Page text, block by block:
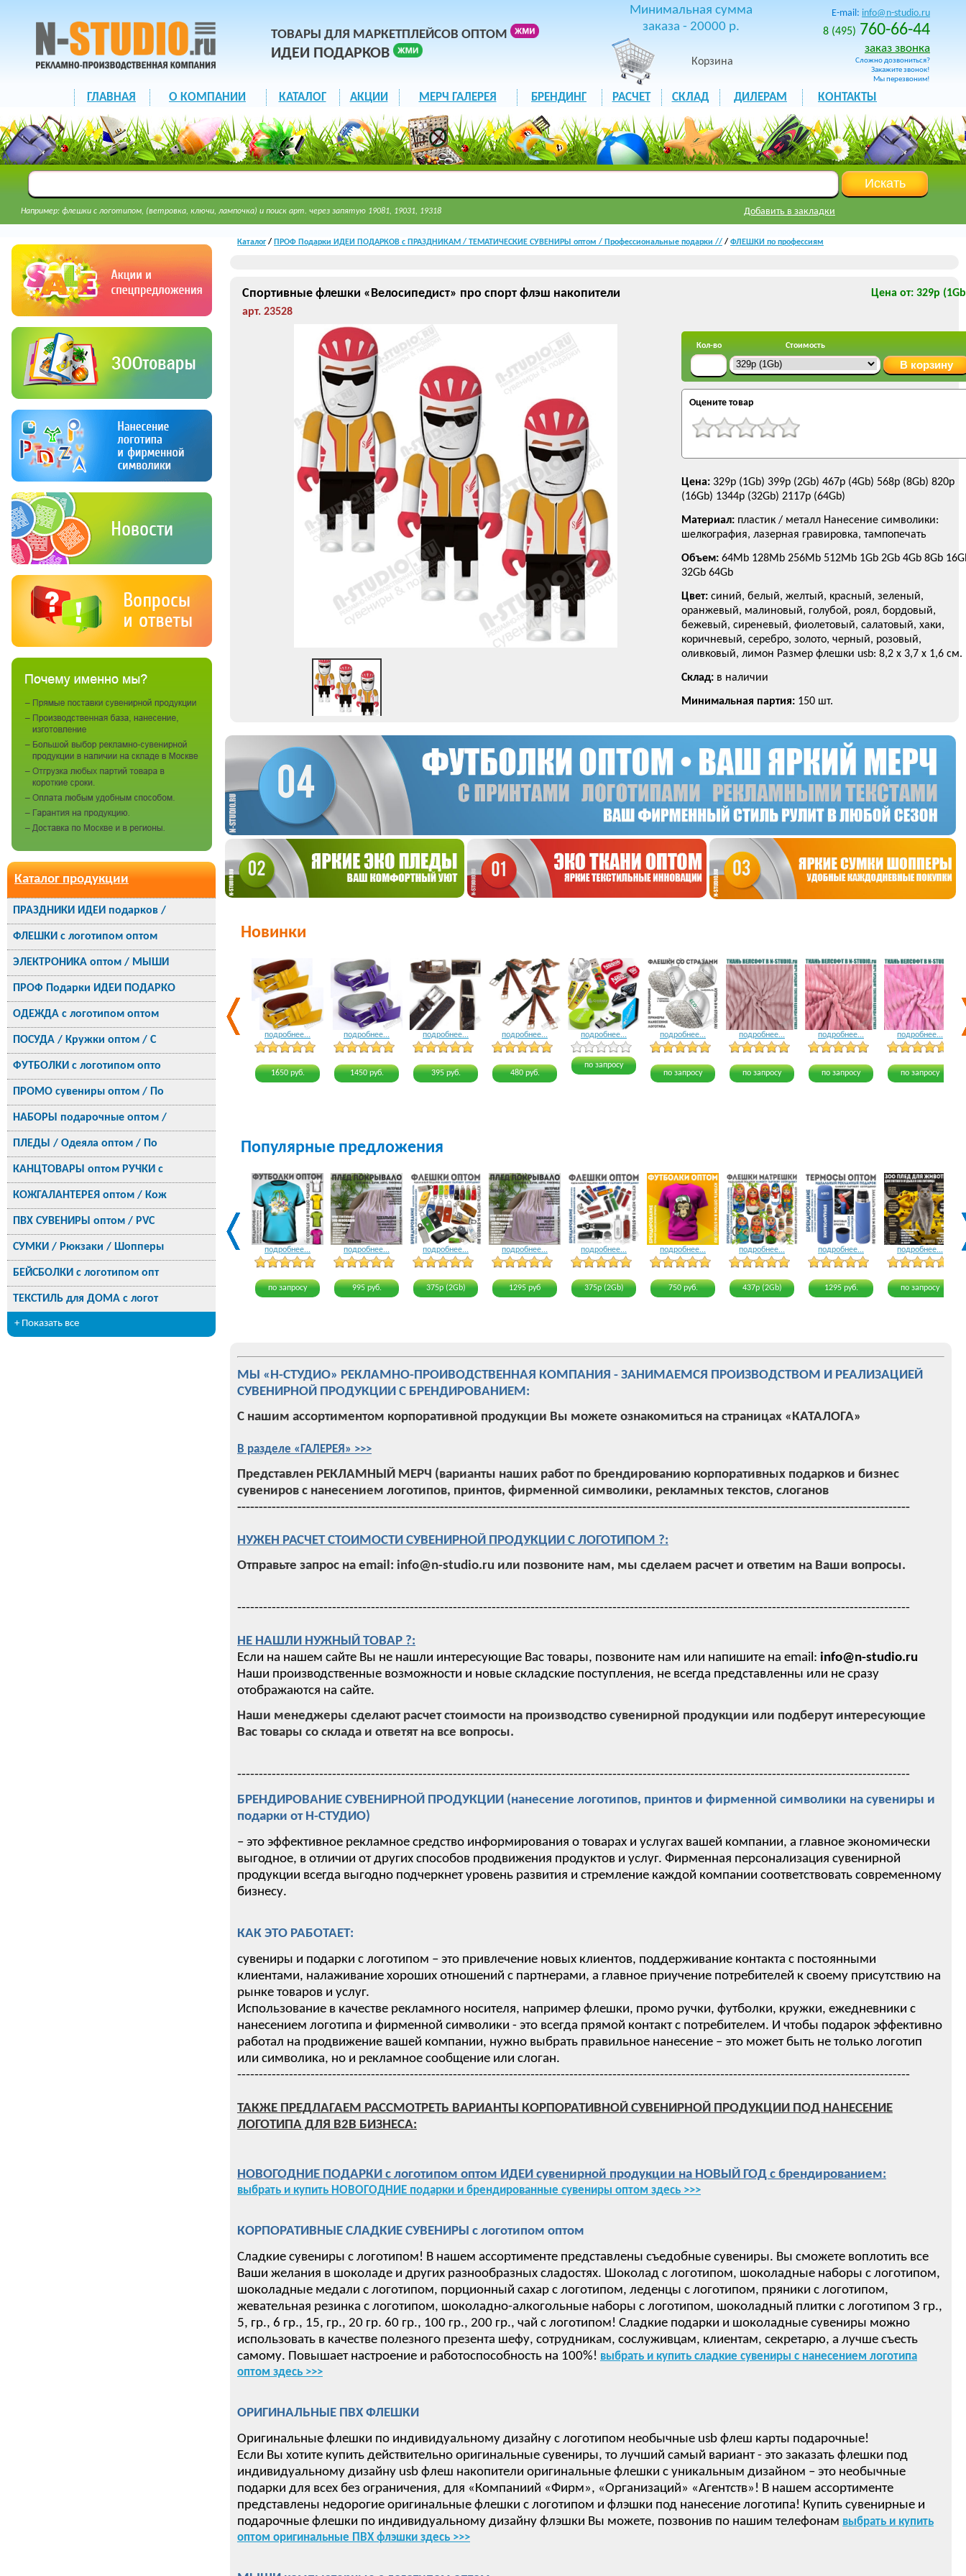
ТОВАРЫ ДЛЯ МАРКЕТПЛЕЙСОВ ОПТОМ
ИДЕИ ПОДАРКОВ
Минимальная сумма
заказа - 20000 р.
Корзина
E-mail: info@n-studio.ru
8 (495) 760-66-44
заказ звонка
Сложно дозвониться?
Закажите звонок!
Мы перезвоним!
ГЛАВНАЯ О КОМПАНИИ КАТАЛОГ АКЦИИ МЕРЧ ГАЛЕРЕЯ БРЕНДИНГ РАСЧЕТ СКЛАД ДИЛЕРАМ КОНТАКТЫ
Например: флешки с логотипом, (ветровка, ключи, лампочка) и поиск арт. через запятую 19081, 19031, 19318 Добавить в закладки
Каталог продукции
ПРАЗДНИКИ ИДЕИ подарков /
ФЛЕШКИ с логотипом оптом
ЭЛЕКТРОНИКА оптом / МЫШИ
ПРОФ Подарки ИДЕИ ПОДАРКО
ОДЕЖДА с логотипом оптом
ПОСУДА / Кружки оптом / С
ФУТБОЛКИ с логотипом опто
ПРОМО сувениры оптом / По
НАБОРЫ подарочные оптом /
ПЛЕДЫ / Одеяла оптом / По
КАНЦТОВАРЫ оптом РУЧКИ с
КОЖГАЛАНТЕРЕЯ оптом / Кож
ПВХ СУВЕНИРЫ оптом / PVC
СУМКИ / Рюкзаки / Шопперы
БЕЙСБОЛКИ с логотипом опт
ТЕКСТИЛЬ для ДОМА с логот
+ Показать все
Каталог/ ПРОФ Подарки ИДЕИ ПОДАРКОВ с ПРАЗДНИКАМ / ТЕМАТИЧЕСКИЕ СУВЕНИРЫ оптом / Профессиональные подарки // / ФЛЕШКИ по профессиям
Спортивные флешки «Велосипедист» про спорт флэш накопители
Цена от: 329р
арт. 23528
Кол-во Стоимость
Оцените товар
Цена: 329р (1Gb) 399р (2Gb) 467р (4Gb) 568р (8Gb) 820р
(16Gb) 1344р (32Gb) 2117р (64Gb)
Материал: пластик / металл Нанесение символики:
шелкография, лазерная гравировка, тампопечать
Объем: 64Mb 128Mb 256Mb 512Mb 1Gb 2Gb 4Gb 8Gb
32Gb 64Gb
Цвет: синий, белый, желтый, красный, зеленый,
оранжевый, малиновый, голубой, роял, бордовый,
бежевый, сиреневый, фиолетовый, салатовый, хаки,
коричневый, серебро, золото, черный, розовый,
оливковый, лимон Размер флешки usb: 8,2 х 3,7 x 1,6 см.
Склад: в наличии
Минимальная партия: 150 шт.
Новинки
подробнее...
4 голоса
1650 руб.
подробнее...
3 голоса
1450 руб.
подробнее...
3 голоса
395 руб.
подробнее...
4 голоса
480 руб.
подробнее...
по запросу
подробнее...
5 голосов
по запросу
подробнее...
12 голосов
по запросу
подробнее...
8 голосов
по запросу
подробнее...
по запросу
Популярные предложения
подробнее...
15 голосов
по запросу
подробнее...
22 голоса
995 руб.
подробнее...
24 голоса
375р (2Gb)
подробнее...
23 голоса
1295 руб
подробнее...
15 голосов
375р (2Gb)
подробнее...
15 голосов
750 руб.
подробнее...
18 голосов
437р (2Gb)
подробнее...
22 голоса
1295 руб.
подробнее...
по запросу
МЫ «Н-СТУДИО» РЕКЛАМНО-ПРОИВОДСТВЕННАЯ КОМПАНИЯ - ЗАНИМАЕМСЯ ПРОИЗВОДСТВОМ И РЕАЛИЗАЦИЕЙ
СУВЕНИРНОЙ ПРОДУКЦИИ С БРЕНДИРОВАНИЕМ:
С нашим ассортиментом корпоративной продукции Вы можете ознакомиться на страницах «КАТАЛОГА»
В разделе «ГАЛЕРЕЯ» >>>
Представлен РЕКЛАМНЫЙ МЕРЧ (варианты наших работ по брендированию корпоративных подарков и бизнес
сувениров с нанесением логотипов, принтов, фирменной символики, рекламных текстов, слоганов
------------------------------------------------------------------------------------------------------------------------------------------------------------
НУЖЕН РАСЧЕТ СТОИМОСТИ СУВЕНИРНОЙ ПРОДУКЦИИ С ЛОГОТИПОМ ?:
Отправьте запрос на email: info@n-studio.ru или позвоните нам, мы сделаем расчет и ответим на Ваши вопросы.
------------------------------------------------------------------------------------------------------------------------------------------------------------
НЕ НАШЛИ НУЖНЫЙ ТОВАР ?:
Если на нашем сайте Вы не нашли интересующие Вас товары, позвоните нам или напишите на email: info@n-studio.ru
Наши производственные возможности и новые складские поступления, не всегда представленны или не сразу
отображаются на сайте.
Наши менеджеры сделают расчет стоимости на производство сувенирной продукции или подберут интересующие
Вас товары со склада и ответят на все вопросы.
------------------------------------------------------------------------------------------------------------------------------------------------------------
БРЕНДИРОВАНИЕ СУВЕНИРНОЙ ПРОДУКЦИИ (нанесение логотипов, принтов и фирменной символики на сувениры и
подарки от Н-СТУДИО)
– это эффективное рекламное средство информирования о товарах и услугах вашей компании, а главное экономически
выгодное, в отличии от других способов продвижения продуктов и услуг. Фирменная персонализация сувенирной
продукции всегда выгодно подчеркнет уровень развития и стремление каждой компании соответствовать современному
бизнесу.
КАК ЭТО РАБОТАЕТ:
сувениры и подарки с логотипом – это привлечение новых клиентов, поддерживание контакта с постоянными
клиентами, налаживание хороших отношений с партнерами, а главное приучение потребителей к своему присутствию на
рынке товаров и услуг.
Использование в качестве рекламного носителя, например флешки, промо ручки, футболки, кружки, ежедневники с
нанесением логотипа и фирменной символики - это всегда прямой контакт с потребителем. И чтобы подарок эффективно
работал на продвижение вашей компании, нужно выбрать правильное нанесение – это может быть не только логотип
или символика, но и рекламное сообщение или слоган.
------------------------------------------------------------------------------------------------------------------------------------------------------------
ТАКЖЕ ПРЕДЛАГАЕМ РАССМОТРЕТЬ ВАРИАНТЫ КОРПОРАТИВНОЙ СУВЕНИРНОЙ ПРОДУКЦИИ ПОД НАНЕСЕНИЕ
ЛОГОТИПА ДЛЯ B2B БИЗНЕСА:
НОВОГОДНИЕ ПОДАРКИ с логотипом оптом ИДЕИ сувенирной продукции на НОВЫЙ ГОД с брендированием:
выбрать и купить НОВОГОДНИЕ подарки и брендированные сувениры оптом здесь >>>
КОРПОРАТИВНЫЕ СЛАДКИЕ СУВЕНИРЫ с логотипом оптом
Сладкие сувениры с логотипом! В нашем ассортименте представлены съедобные сувениры. Вы сможете воплотить все
Ваши желания в шоколаде и других разнообразных сладостях. Шоколад с логотипом, шоколадные наборы с логотипом,
шоколадные медали с логотипом, порционный сахар с логотипом, леденцы с логотипом, пряники с логотипом,
жевательная резинка с логотипом, шоколадно-алкогольные наборы с логотипом, шоколадный плитки с логотипом 3 гр.,
5, гр., 6 гр., 15, гр., 20 гр. 60 гр., 100 гр., 200 гр., чай с логотипом! Сладкие подарки и шоколадные сувениры можно
использовать в качестве полезного презента шефу, сотрудникам, сослуживцам, клиентам, секретарю, а лучше съесть
самому. Повышает настроение и работоспособность на 100%! выбрать и купить сладкие сувениры с нанесением логотипа
оптом здесь >>>
ОРИГИНАЛЬНЫЕ ПВХ ФЛЕШКИ
Оригинальные флешки по индивидуальному дизайну с логотипом необычные usb флеш карты подарочные!
Если Вы хотите купить действительно оригинальные сувениры, то лучший самый вариант - это заказать флешки под
индивидуальному дизайну usb флеш накопители оригинальные флешки с уникальным дизайном – это необычные
подарки для всех без ограничения, для «Компаниий «Фирм», «Организаций» «Агентств»! В нашем ассортименте
представлены недорогие оригинальные флешки с логотипом и флэшки под нанесение логотипа! Купить сувенирные и
подарочные флешки по индивидуальному дизайну флэшки Вы можете, позвонив по нашим телефонам выбрать и купить
оптом оригинальные ПВХ флэшки здесь >>>